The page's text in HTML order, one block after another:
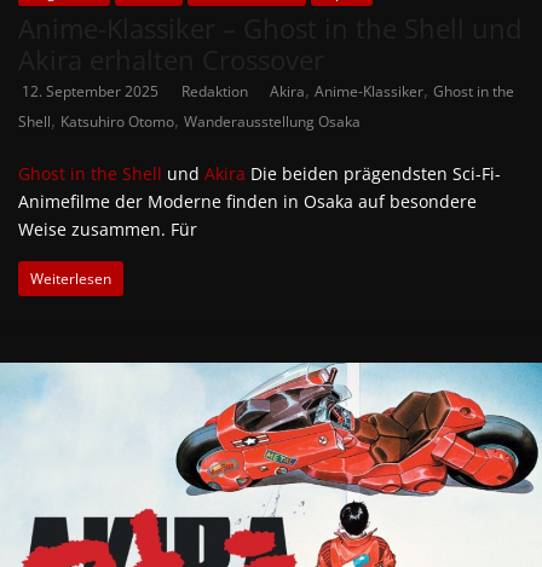
12. September 2025 Redaktion Akira, Anime-Klassiker, Ghost in the
Shell, Katsuhiro Otomo, Wanderausstellung Osaka
Ghost in the Shell und Akira Die beiden prägendsten Sci-Fi-
Animefilme der Moderne finden in Osaka auf besondere
Weise zusammen. Für
Weiterlesen